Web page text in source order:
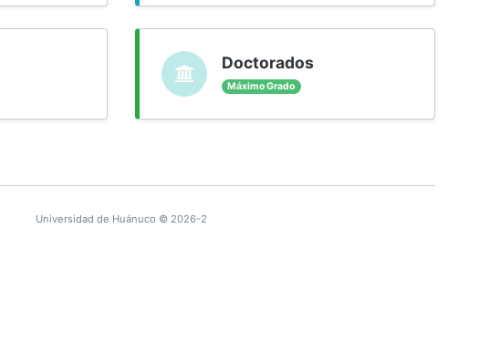
Doctorados
Máximo Grado
Universidad de Huánuco © 2026-2